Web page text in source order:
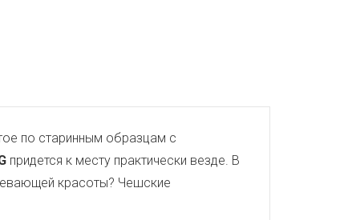
по старинным образцам с
придется к месту практически везде. В
красоты? Чешские